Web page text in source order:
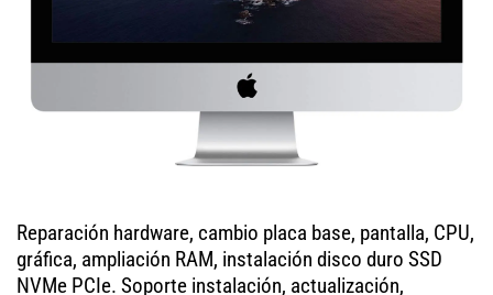
Reparación hardware, cambio placa base, pantalla, CPU,
gráfica, ampliación RAM, instalación disco duro SSD
NVMe PCIe. Soporte instalación, actualización,